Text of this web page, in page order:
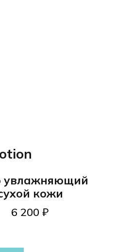
увлажняющий
кожи
6 200 ₽